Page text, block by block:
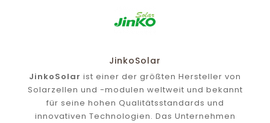
JinkoSolar
JinkoSolar ist einer der größten Hersteller von
Solarzellen und -modulen weltweit und bekannt
für seine hohen Qualitätsstandards und
innovativen Technologien. Das Unternehmen